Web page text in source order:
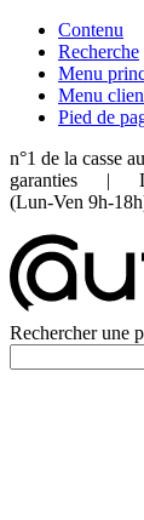
Contenu
Recherche
Menu
Menu
Pied de
n°1 de la casse
garanties |
(Lun-Ven 9h-
Rechercher une